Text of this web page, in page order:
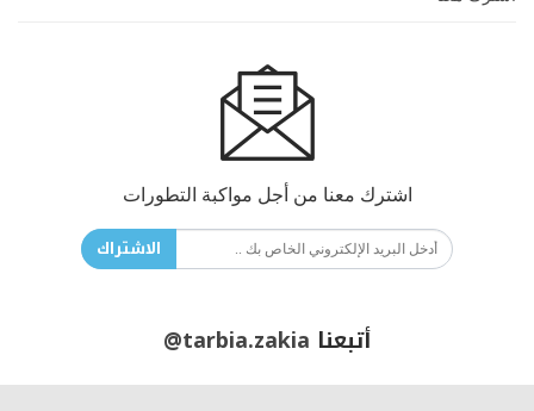
اشترك معنا من أجل مواكبة التطورات
الاشتراك
أتبعنا @tarbia.zakia